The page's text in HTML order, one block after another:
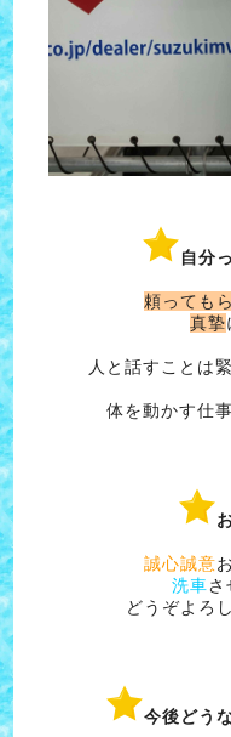
自分
頼っても
真摯
人と話すことは
体を動かす仕
誠心誠意
洗車さ
どうぞよろ
今後どう